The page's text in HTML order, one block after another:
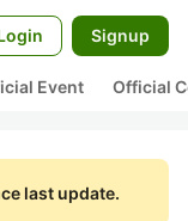
Signup
Event Official
last update.